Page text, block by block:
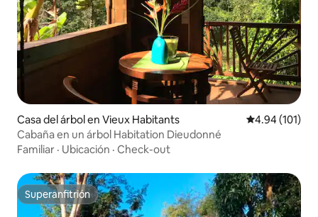
Casa del árbol en Vieux Habitants Calificación
4.94 (101)
Cabaña en un árbol Habitation Dieudonné
Familiar · Ubicación · Check-out
Superanfitrión
Superanfitrión